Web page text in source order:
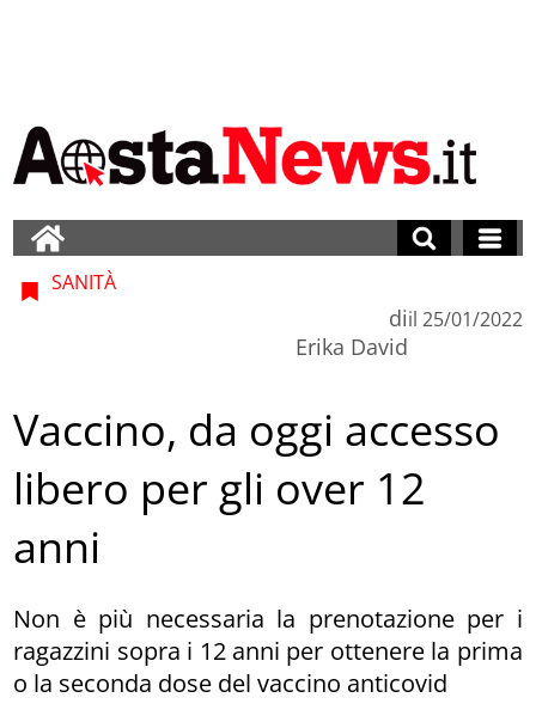
SANITÀ
di
Erika David
il 25/01/2022
Vaccino, da oggi accesso
libero per gli over 12
anni
Non è più necessaria la prenotazione per i
ragazzini sopra i 12 anni per ottenere la prima
o la seconda dose del vaccino anticovid